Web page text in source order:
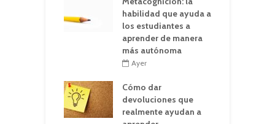
habilidad que ayuda a
los estudiantes a
aprender de manera
más autónoma
Ayer
Cómo dar
devoluciones que
realmente ayudan a